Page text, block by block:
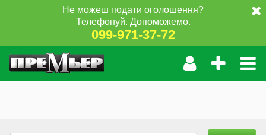
Не можеш подати оголошення?
Телефонуй. Допоможемо.
099-971-37-72